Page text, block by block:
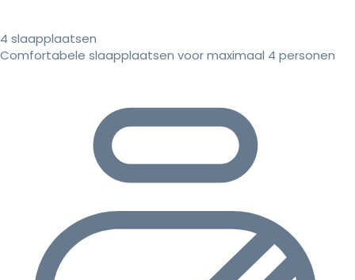
4 slaapplaatsen
Comfortabele slaapplaatsen voor maximaal 4 personen